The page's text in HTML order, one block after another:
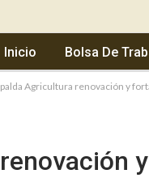
Inicio Bolsa De
Agricultura renovación y
y